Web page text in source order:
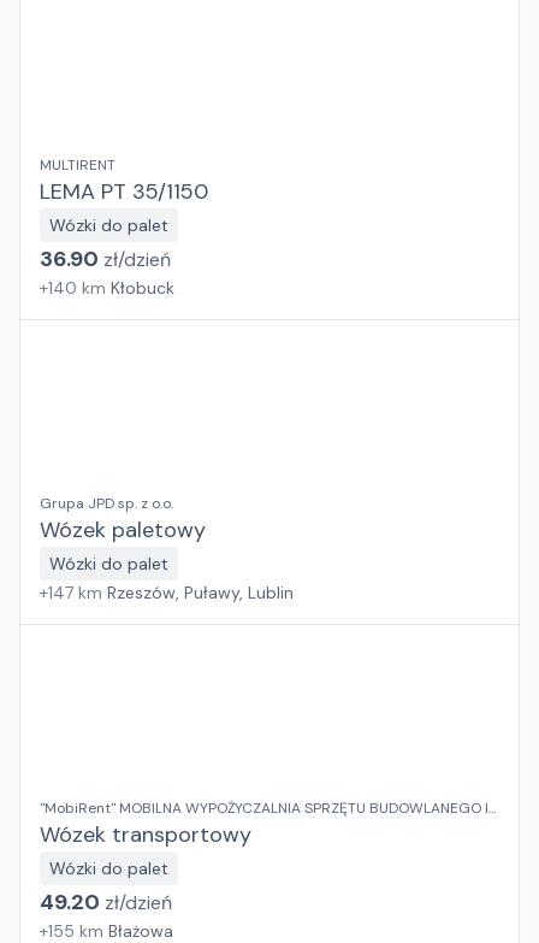
MULTIRENT
LEMA PT 35/1150
Wózki do palet
36.90 zł/dzień
+140 km Kłobuck
Grupa JPD sp. z o.o.
Wózek paletowy
Wózki do palet
+147 km Rzeszów, Puławy, Lublin
"MobiRent" MOBILNA WYPOŻYCZALNIA SPRZĘTU BUDOWLANEGO I
OGRODOWEGO Jaroslaw Rybka
Wózek transportowy
Wózki do palet
49.20 zł/dzień
+155 km Błażowa